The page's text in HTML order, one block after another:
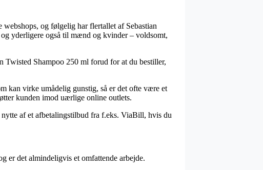
og følgelig har flertallet af Sebastian
yderligere også til mænd og kvinder – voldsomt,
Twisted Shampoo 250 ml forud for at du bestiller,
kan virke umådelig gunstig, så er det ofte være et
kunden imod uærlige online outlets.
af et afbetalingstilbud fra f.eks. ViaBill, hvis du
er det almindeligvis et omfattende arbejde.